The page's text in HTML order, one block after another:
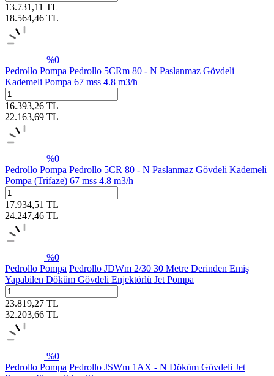
13.731,11 TL
18.564,46 TL
%0
Pedrollo Pompa Pedrollo 5CRm 80 - N Paslanmaz Gövdeli
Kademeli Pompa 67 mss 4.8 m3/h
16.393,26 TL
22.163,69 TL
%0
Pedrollo Pompa Pedrollo 5CR 80 - N Paslanmaz Gövdeli Kademeli
Pompa (Trifaze) 67 mss 4.8 m3/h
17.934,51 TL
24.247,46 TL
%0
Pedrollo Pompa Pedrollo JDWm 2/30 30 Metre Derinden Emiş
Yapabilen Döküm Gövdeli Enjektörlü Jet Pompa
23.819,27 TL
32.203,66 TL
%0
Pedrollo Pompa Pedrollo JSWm 1AX - N Döküm Gövdeli Jet